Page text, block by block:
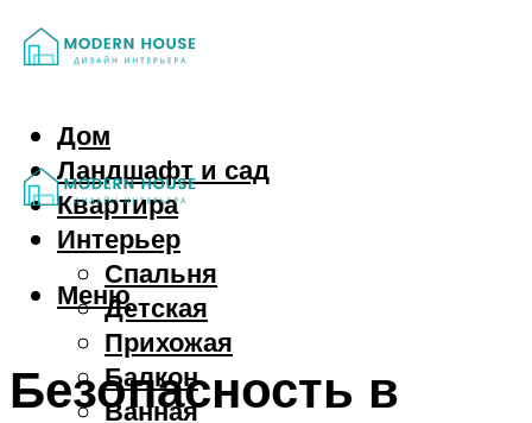
Дом
Ландшафт и сад
Квартира
Интерьер
Спальня
Детская
Прихожая
Балкон
Ванная
Меню
Безопасность в